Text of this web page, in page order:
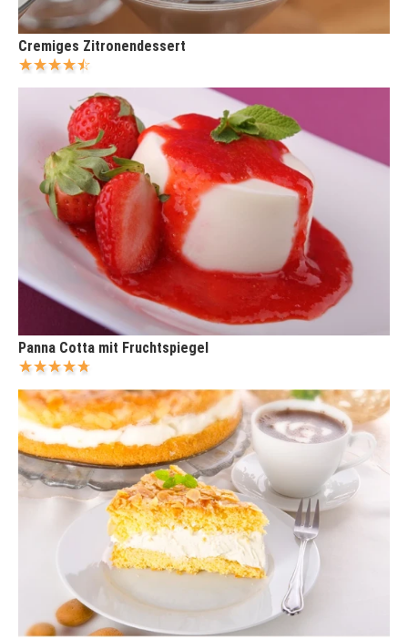
Cremiges Zitronendessert
Panna Cotta mit Fruchtspiegel